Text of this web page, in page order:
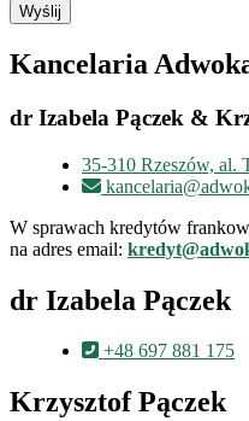
Wyślij
Kancelaria
dr Izabela Pączek &
35-310 Rzeszów, al.
W sprawach kredytów
na adres email:
dr Izabela Pączek
+48 697 881 175
Krzysztof Pączek